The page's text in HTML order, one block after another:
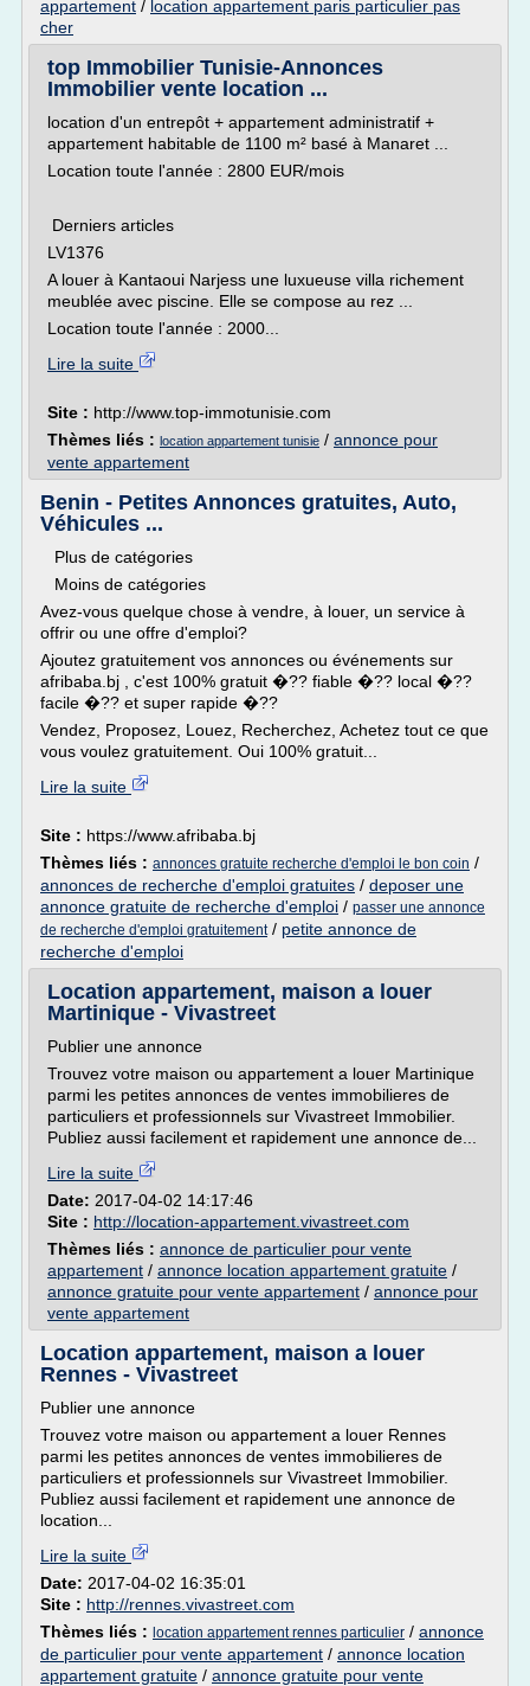
appartement / location appartement paris particulier pas
cher
top Immobilier Tunisie-Annonces
Immobilier vente location ...
location d'un entrepôt + appartement administratif +
appartement habitable de 1100 m² basé à Manaret ...
Location toute l'année : 2800 EUR/mois
Derniers articles
LV1376
A louer à Kantaoui Narjess une luxueuse villa richement
meublée avec piscine. Elle se compose au rez ...
Location toute l'année : 2000...
Lire la suite
Site : http://www.top-immotunisie.com
Thèmes liés : location appartement tunisie / annonce pour
vente appartement
Benin - Petites Annonces gratuites, Auto,
Véhicules ...
Plus de catégories
Moins de catégories
Avez-vous quelque chose à vendre, à louer, un service à
offrir ou une offre d'emploi?
Ajoutez gratuitement vos annonces ou événements sur
afribaba.bj , c'est 100% gratuit �?? fiable �?? local �??
facile �?? et super rapide �??
Vendez, Proposez, Louez, Recherchez, Achetez tout ce que
vous voulez gratuitement. Oui 100% gratuit...
Lire la suite
Site : https://www.afribaba.bj
Thèmes liés : annonces gratuite recherche d'emploi le bon coin /
annonces de recherche d'emploi gratuites / deposer une
annonce gratuite de recherche d'emploi / passer une annonce
de recherche d'emploi gratuitement/ petite annonce de
recherche d'emploi
Location appartement, maison a louer
Martinique - Vivastreet
Publier une annonce
Trouvez votre maison ou appartement a louer Martinique
parmi les petites annonces de ventes immobilieres de
particuliers et professionnels sur Vivastreet Immobilier.
Publiez aussi facilement et rapidement une annonce de...
Lire la suite
Date: 2017-04-02 14:17:46
Site : http://location-appartement.vivastreet.com
Thèmes liés : annonce de particulier pour vente
appartement / annonce location appartement gratuite /
annonce gratuite pour vente appartement / annonce pour
vente appartement
Location appartement, maison a louer
Rennes - Vivastreet
Publier une annonce
Trouvez votre maison ou appartement a louer Rennes
parmi les petites annonces de ventes immobilieres de
particuliers et professionnels sur Vivastreet Immobilier.
Publiez aussi facilement et rapidement une annonce de
location...
Lire la suite
Date: 2017-04-02 16:35:01
Site : http://rennes.vivastreet.com
Thèmes liés : location appartement rennes particulier / annonce
de particulier pour vente appartement / annonce location
appartement gratuite / annonce gratuite pour vente